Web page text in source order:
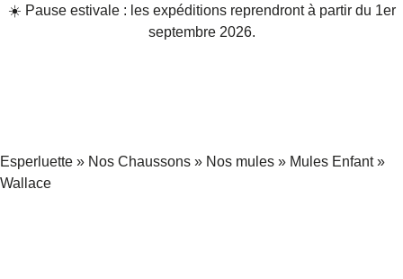
☀️ Pause estivale : les expéditions reprendront à partir du 1er
septembre 2026.
Esperluette » Nos Chaussons » Nos mules » Mules Enfant»
Wallace